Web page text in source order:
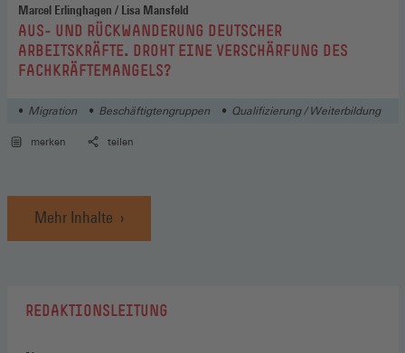
Marcel Erlinghagen / Lisa Mansfeld
:AUS- UND RÜCKWANDERUNG DEUTSCHER
ARBEITSKRÄFTE. DROHT EINE VERSCHÄRFUNG DES
FACHKRÄFTEMANGELS?
Migration Beschäftigtengruppen Qualifizierung / Weiterbildung
merken teilen
Mehr Inhalte
REDAKTIONSLEITUNG